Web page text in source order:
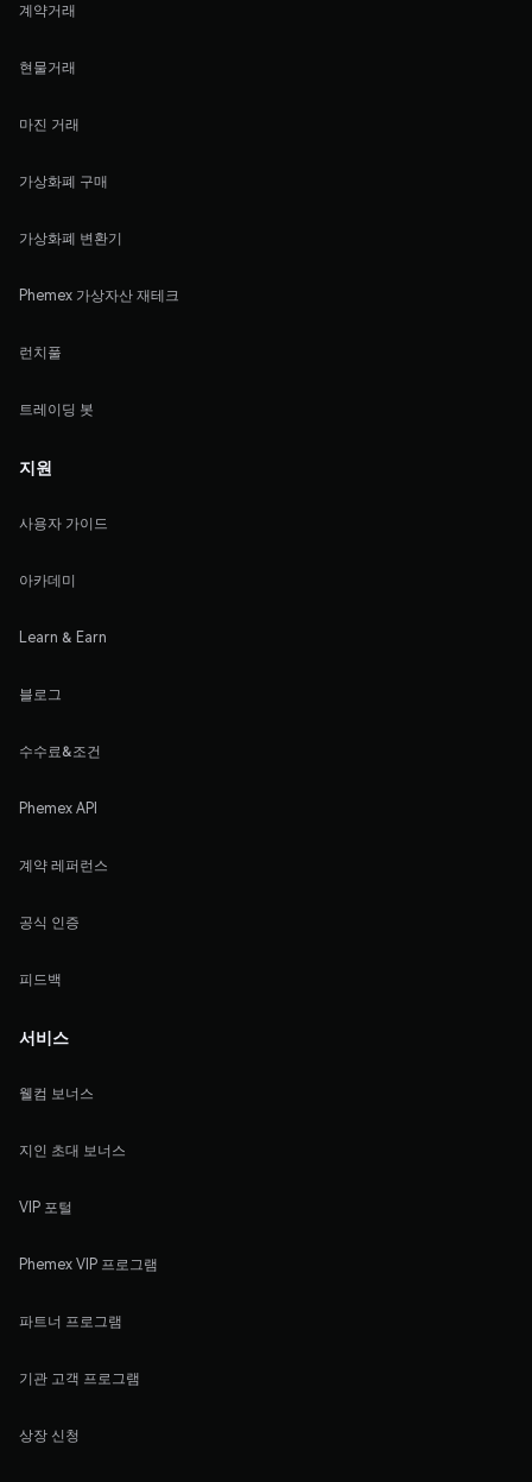
계약거래
현물거래
마진 거래
가상화폐 구매
가상화폐 변환기
Phemex 가상자산 재테크
런치풀
트레이딩 봇
지원
사용자 가이드
아카데미
Learn & Earn
블로그
수수료&조건
Phemex API
계약 레퍼런스
공식 인증
피드백
서비스
웰컴 보너스
지인 초대 보너스
VIP 포털
Phemex VIP 프로그램
파트너 프로그램
기관 고객 프로그램
상장 신청